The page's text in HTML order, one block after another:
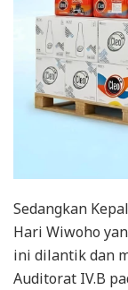
Sedangkan
Hari Wiwoho
ini dilantik dan
Auditorat IV.B